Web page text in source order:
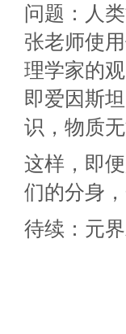
问题：人
张老师使
理学家的
即爱因斯
识，物质
这样，即
们的分身
待续：元